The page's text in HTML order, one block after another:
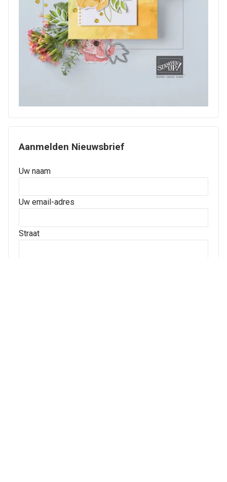
Aanmelden Nieuwsbrief
Uw naam
Uw email-adres
Straat